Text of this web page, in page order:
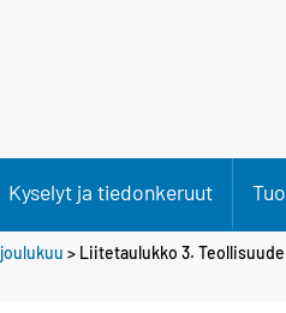
Kyselyt ja tiedonkeruut
joulukuu > Liitetaulukko 3.